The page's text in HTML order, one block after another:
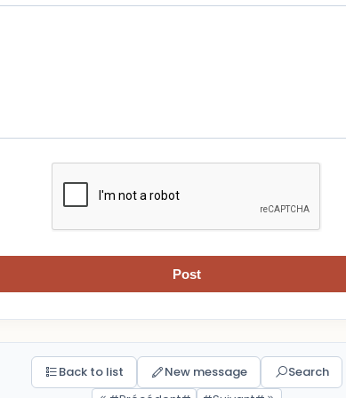
Post
Back to list New message
Search